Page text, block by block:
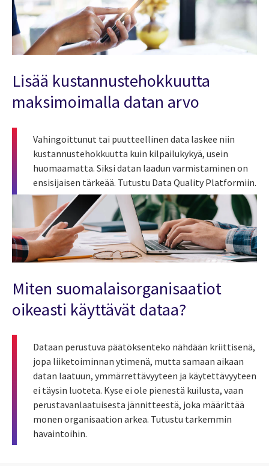
Lisää kustannustehokkuutta
maksimoimalla datan arvo
Vahingoittunut tai puutteellinen data laskee niin
kustannustehokkuutta kuin kilpailukykyä, usein
huomaamatta. Siksi datan laadun varmistaminen on
ensisijaisen tärkeää. Tutustu Data Quality Platformiin.
Miten suomalaisorganisaatiot
oikeasti käyttävät dataa?
Dataan perustuva päätöksenteko nähdään kriittisenä,
jopa liiketoiminnan ytimenä, mutta samaan aikaan
datan laatuun, ymmärrettävyyteen ja käytettävyyteen
ei täysin luoteta. Kyse ei ole pienestä kuilusta, vaan
perustavanlaatuisesta jännitteestä, joka määrittää
monen organisaation arkea. Tutustu tarkemmin
havaintoihin.